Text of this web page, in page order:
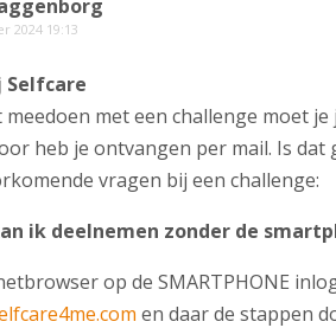
2024 19:13
Selfcare
met een challenge moet
heb je ontvangen per mail. Is dat
vragen bij een challenge:
ik deelnemen zonder de
op de SMARTPHONE
en daar de stappen